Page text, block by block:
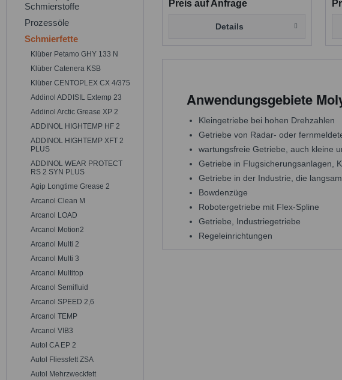
Schmierstoffe
Prozessöle
Schmierfette
Klüber Petamo GHY 133 N
Klüber Catenera KSB
Klüber CENTOPLEX CX 4/375
Addinol ADDISIL Extemp 23
Addinol Arctic Grease XP 2
ADDINOL HIGHTEMP HF 2
ADDINOL HIGHTEMP XFT 2
PLUS
ADDINOL WEAR PROTECT
RS 2 SYN PLUS
Agip Longtime Grease 2
Arcanol Clean M
Arcanol LOAD
Arcanol Motion2
Arcanol Multi 2
Arcanol Multi 3
Arcanol Multitop
Arcanol Semifluid
Arcanol SPEED 2,6
Arcanol TEMP
Arcanol VIB3
Autol CA EP 2
Autol Fliessfett ZSA
Autol Mehrzweckfett
Preis auf Anfrage
Details
Anwendungsgebiete
Kleingetriebe bei hohen Drehzahlen
Getriebe von Radar- oder
wartungsfreie Getriebe, auch kleine
Getriebe in Flugsicherungsanlagen,
Getriebe in der Industrie, die
Bowdenzüge
Robotergetriebe mit Flex-Spline
Getriebe, Industriegetriebe
Regeleinrichtungen